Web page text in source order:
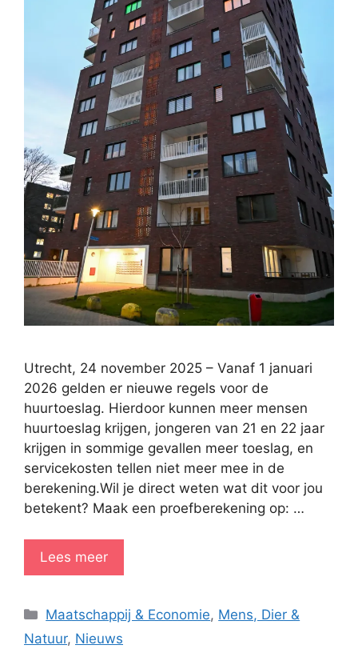
Utrecht, 24 november 2025 – Vanaf 1 januari
2026 gelden er nieuwe regels voor de
huurtoeslag. Hierdoor kunnen meer mensen
huurtoeslag krijgen, jongeren van 21 en 22 jaar
krijgen in sommige gevallen meer toeslag, en
servicekosten tellen niet meer mee in de
berekening.Wil je direct weten wat dit voor jou
betekent? Maak een proefberekening op: …
Lees meer
Categorieën
Maatschappij & Economie, Mens, Dier &
Natuur, Nieuws